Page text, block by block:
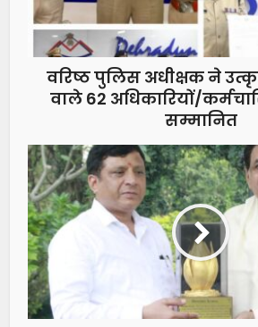
वरिष्ठ पुलिस अधीक्षक ने
वाले 62 अधिकारियों/
सम्मानित